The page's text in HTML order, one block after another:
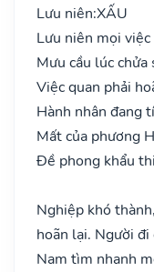
Lưu niên:XẤU
Lưu niên mọi
Mưu cầu lúc
Việc quan phải
Hành nhân đang
Mất của phương
Đề phong khẩu
Nghiệp khó
hoãn lại. Người
Nam tìm nhanh